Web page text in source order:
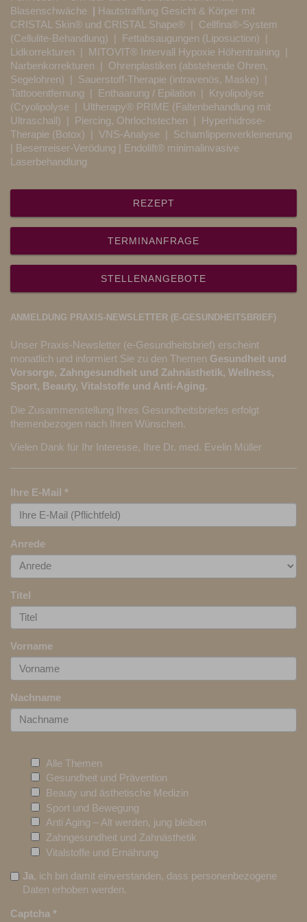
Blasenschwäche
Hautstraffung Gesicht & Körper mit
CRISTAL Skin® und CRISTAL Shape® | Cellfina®-System
(Cellulite-Behandlung) |
Fettabsaugungen (Liposuction)
Lidkorrekturen
MITOVIT® Intervall Hypoxie Höhentraining
Narbenkorrekturen
Ohrenplastiken (abstehende Ohren,
Segelohren)
Sauerstoff-Therapie (intravenös, Maske)
Tattooentfernung
Enthaarung / Epilation
Kryolipolyse
(Cryolipolyse
Ultherapy® PRIME (Faltenbehandlung mit
Ultraschall)
Piercing, Ohrlochstechen
Hyperhidrose-
Therapie (Botox)
VNS-Analyse
Schamlippenverkleinerung
Besenreiser-Verödung | Endolift® minimalinvasive
Laserbehandlung
REZEPT
TERMINANFRAGE
STELLENANGEBOTE
ANMELDUNG PRAXIS-NEWSLETTER (E-GESUNDHEITSBRIEF)
Unser Praxis-Newsletter (e-Gesundheitsbrief) erscheint
monatlich und informiert Sie zu den Themen Gesundheit und
Vorsorge, Zahngesundheit und Zahnästhetik, Wellness,
Sport, Beauty, Vitalstoffe und Anti-Aging.
Die Zusammenstellung Ihres Gesundheitsbriefes erfolgt
themenbezogen nach Ihren Wünschen.
Vielen Dank für Ihr Interesse, Ihre Dr. med. Evelin Müller
Ihre E-Mail *
Anrede
Titel
Vorname
Nachname
Alle Themen
Gesundheit und Prävention
Beauty und ästhetische Medizin
Sport und Bewegung
Anti Aging – Alt werden, jung bleiben
Zahngesundheit und Zahnästhetik
Vitalstoffe und Ernährung
Ja, ich bin damit einverstanden, dass personenbezogene
Daten erhoben werden.
Captcha *